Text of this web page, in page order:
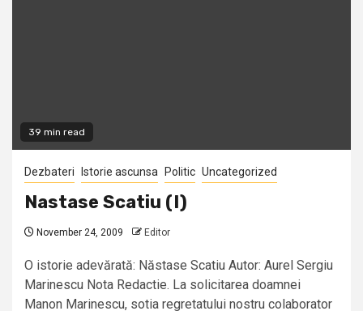
39 min read
Dezbateri Istorie ascunsa Politic Uncategorized
Nastase Scatiu (I)
November 24, 2009 Editor
O istorie adevărată: Năstase Scatiu Autor: Aurel Sergiu
Marinescu Nota Redactie. La solicitarea doamnei
Manon Marinescu, sotia regretatului nostru colaborator